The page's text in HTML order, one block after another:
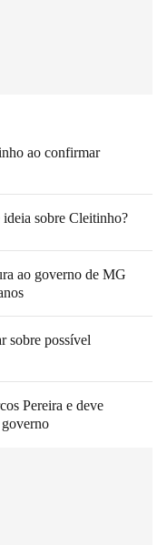
ao confirmar
sobre Cleitinho?
ao governo de MG
sobre possível
Pereira e deve